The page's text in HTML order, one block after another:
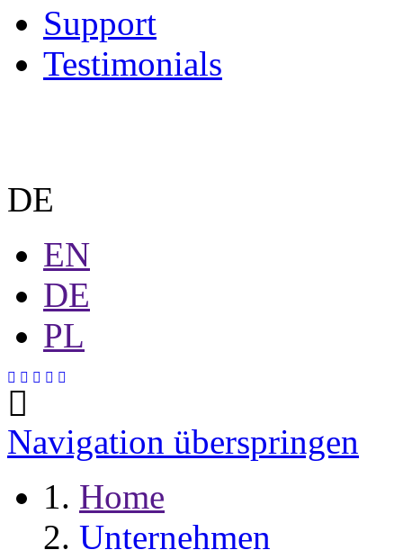
Support
Testimonials
DE
EN
DE
PL
Navigation überspringen
Home
Unternehmen